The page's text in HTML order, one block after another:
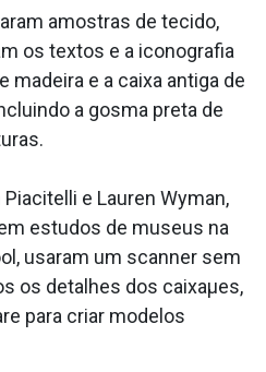
amostras de tecido,
os textos e a iconografia
madeira e a caixa antiga de
a gosma preta de
e Lauren Wyman,
estudos de museus na
usaram um scanner sem
os detalhes dos caixaµes,
para criar modelos